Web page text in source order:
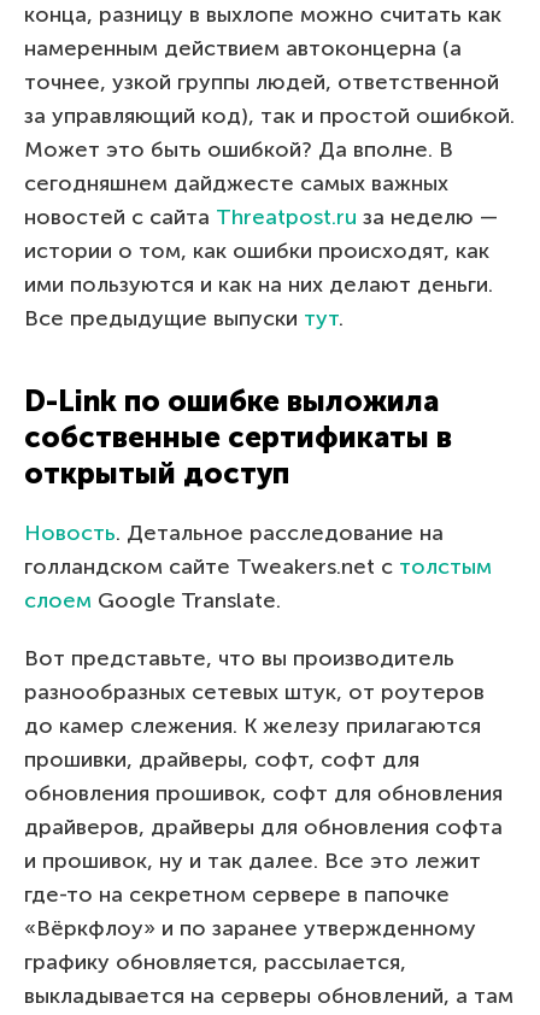
конца, разницу в выхлопе можно считать как
намеренным действием автоконцерна (а
точнее, узкой группы людей, ответственной
за управляющий код), так и простой ошибкой.
Может это быть ошибкой? Да вполне. В
сегодняшнем дайджесте самых важных
новостей с сайта Threatpost.ru за неделю —
истории о том, как ошибки происходят, как
ими пользуются и как на них делают деньги.
Все предыдущие выпуски тут.
D-Link по ошибке выложила
собственные сертификаты в
открытый доступ
Новость. Детальное расследование на
голландском сайте Tweakers.net с толстым
слоем Google Translate.
Вот представьте, что вы производитель
разнообразных сетевых штук, от роутеров
до камер слежения. К железу прилагаются
прошивки, драйверы, софт, софт для
обновления прошивок, софт для обновления
драйверов, драйверы для обновления софта
и прошивок, ну и так далее. Все это лежит
где-то на секретном сервере в папочке
«Вёркфлоу» и по заранее утвержденному
графику обновляется, рассылается,
выкладывается на серверы обновлений, а там